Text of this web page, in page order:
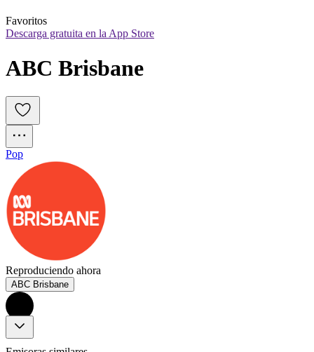
Favoritos
Descarga gratuita en la App Store
ABC Brisbane
Pop
Reproduciendo ahora
ABC Brisbane